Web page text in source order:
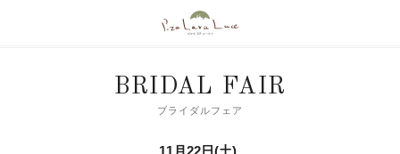
BRIDAL FAIR
ブライダルフェア
11月22日(土)